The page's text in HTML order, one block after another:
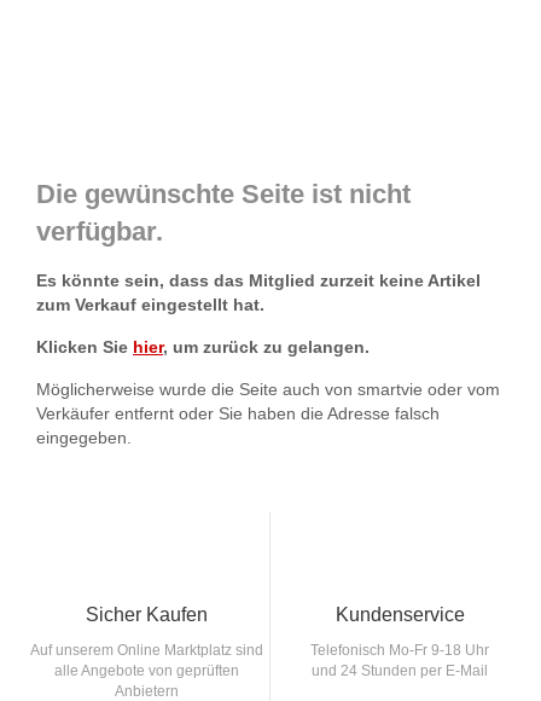
Die gewünschte Seite ist nicht
verfügbar.
Es könnte sein, dass das Mitglied zurzeit keine Artikel
zum Verkauf eingestellt hat.
Klicken Sie hier, um zurück zu gelangen.
Möglicherweise wurde die Seite auch von smartvie oder vom
Verkäufer entfernt oder Sie haben die Adresse falsch
eingegeben.
Sicher Kaufen
Auf unserem Online Marktplatz sind
alle Angebote von geprüften
Anbietern
Kundenservice
Telefonisch Mo-Fr 9-18 Uhr
und 24 Stunden per E-Mail